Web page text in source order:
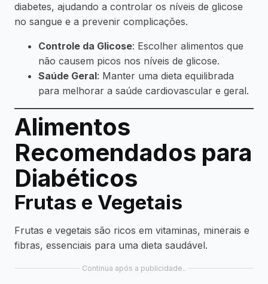
diabetes, ajudando a controlar os níveis de glicose
no sangue e a prevenir complicações.
Controle da Glicose: Escolher alimentos que
não causem picos nos níveis de glicose.
Saúde Geral: Manter uma dieta equilibrada
para melhorar a saúde cardiovascular e geral.
Alimentos
Recomendados para
Diabéticos
Frutas e Vegetais
Frutas e vegetais são ricos em vitaminas, minerais e
fibras, essenciais para uma dieta saudável.
Continua após a publicidade..